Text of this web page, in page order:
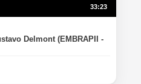
33:23
Delmont (EMBRAPII -